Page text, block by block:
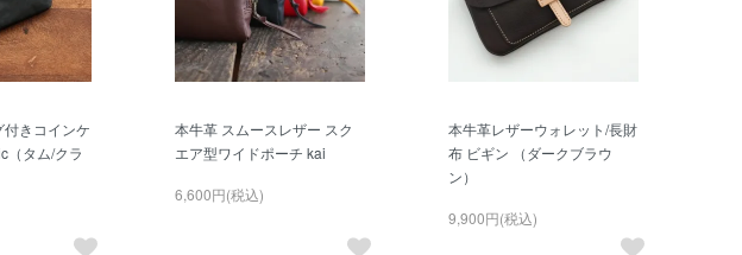
きコインケ
（タム/クラ
本牛革 スムースレザー スク
エア型ワイドポーチ kai
6,600円(税込)
本牛革レザーウォレット/長財
布 ビギン （ダークブラウ
ン）
9,900円(税込)